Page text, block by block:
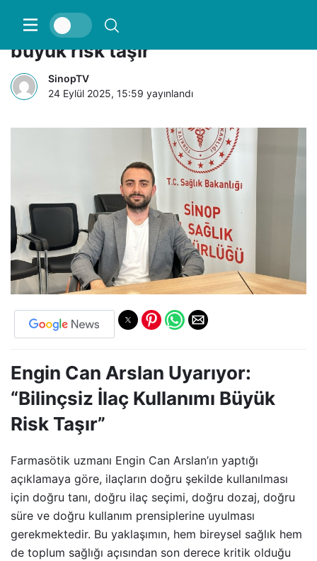
Arslan: “Bilinçsizce ilaç almak
büyük risk taşır”
SinopTV
24 Eylül 2025, 15:59 yayınlandı
Engin Can Arslan Uyarıyor:
“Bilinçsiz İlaç Kullanımı Büyük
Risk Taşır”
Farmasötik uzmanı Engin Can Arslan’ın yaptığı
açıklamaya göre, ilaçların doğru şekilde kullanılması
için doğru tanı, doğru ilaç seçimi, doğru dozaj, doğru
süre ve doğru kullanım prensiplerine uyulması
gerekmektedir. Bu yaklaşımın, hem bireysel sağlık hem
de toplum sağlığı açısından son derece kritik olduğu